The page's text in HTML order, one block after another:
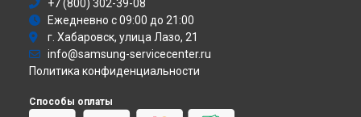
Ремонт духового шкафа BTS14D4B Samsung в
Ремонт духового шкафа BTS14D4B Samsung в
Петербурге
Атс
Смарт-часы
Варочная панель
Посудомоечная машина
Морозильная камера
Кондиционер
+7 (800) 302-39-08
Ежедневно с 09:00 до 21:00
г. Хабаровск, улица Лазо, 21
info@samsung-servicecenter.ru
Политика конфиденциальности
Способы оплаты